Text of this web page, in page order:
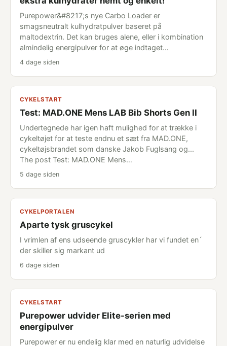
Purepower&#8217;s nye Carbo Loader er
smagsneutralt kulhydratpulver baseret på
maltodextrin. Det kan bruges alene, eller i kombination
almindelig energipulver for at øge indtaget…
4 dage siden
CYKELSTART
Test: MAD.ONE Mens LAB Bib Shorts Gen II
Undertegnede har igen haft mulighed for at trække i
cykeltøjet for at teste endnu et sæt fra MAD.ONE,
cykeltøjsbrandet som danske Jakob Fuglsang og...
The post Test: MAD.ONE Mens…
5 dage siden
CYKELPORTALEN
Aparte tysk gruscykel
I vrimlen af ens udseende gruscykler har vi fundet en´
der skiller sig markant ud
6 dage siden
CYKELSTART
Purepower udvider Elite-serien med
energipulver
Purepower er nu endelig klar med en naturlig udvidelse